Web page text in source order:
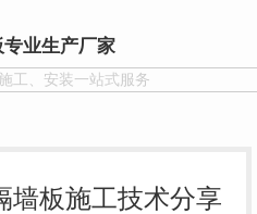
业生产厂家
工、安装一站式服务
墙板施工技术分享